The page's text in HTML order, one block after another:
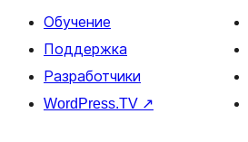
Обучение
Поддержка
Разработчики
WordPress.TV ↗